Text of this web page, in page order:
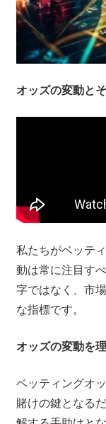
オッズの変動と
私たちがベッテ
動は常に注目す
字ではなく、市
な指標です。
オッズの変動を
ベッティングオ
賭けの鍵となる